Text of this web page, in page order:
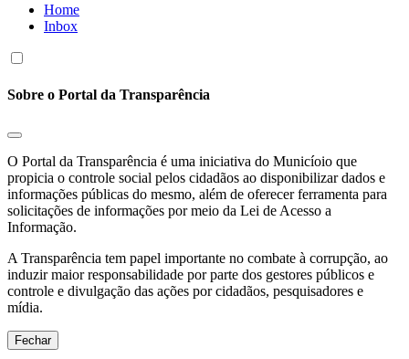
Home
Inbox
Sobre o Portal da Transparência
O Portal da Transparência é uma iniciativa do Municíoio que
propicia o controle social pelos cidadãos ao disponibilizar dados e
informações públicas do mesmo, além de oferecer ferramenta para
solicitações de informações por meio da Lei de Acesso a
Informação.
A Transparência tem papel importante no combate à corrupção, ao
induzir maior responsabilidade por parte dos gestores públicos e
controle e divulgação das ações por cidadãos, pesquisadores e
mídia.
Fechar